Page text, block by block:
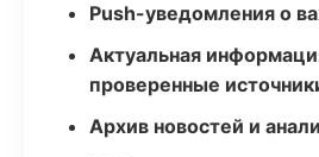
Push-уведомления о
Актуальная
проверенные
Архив новостей и